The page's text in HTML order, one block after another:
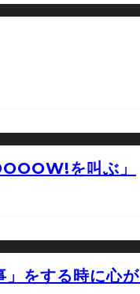
を叫ぶ」
をする時に心